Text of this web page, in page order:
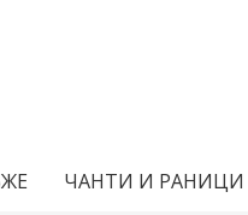
ЧАНТИ И РАНИЦИ